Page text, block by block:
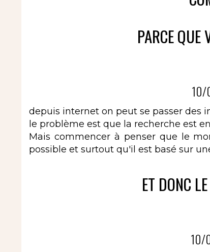
PARCE QUE
10/
depuis internet on peut se passer des
le problème est que la recherche est
Mais commencer à penser que le
possible et surtout qu'il est basé sur
ET DONC
10/